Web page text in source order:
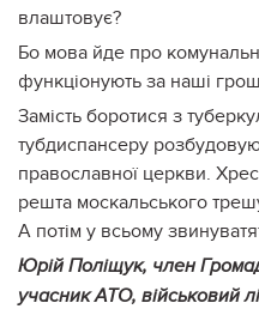
влаштовує?
Бо мова йде про
функціонують за наші
Замість боротися з
тубдиспансеру
православної церкви.
решта москальського
А потім у всьому
Юрій Поліщук, член
учасник АТО, військовий